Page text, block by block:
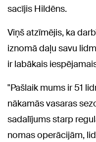
sacījis Hildēns.
Viņš atzīmējis, ka
iznomā daļu savu
ir labākais
"Pašlaik mums ir 51
nākamās vasaras
sadalījums starp
nomas operācijām,